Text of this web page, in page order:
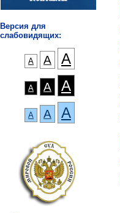
Версия для
слабовидящих:
А А А
А А А
А А А